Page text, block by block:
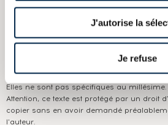
J'autorise la
Je refuse
Domaine : Saint James
Les informations publiées ci-dessus
actuelles du spiritueux concerné.
Elles ne sont pas spécifiques au millésime.
Attention, ce texte est protégé par un droit
copier sans en avoir demandé
l'auteur.